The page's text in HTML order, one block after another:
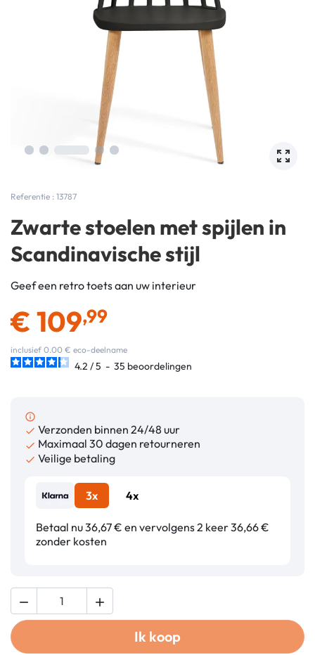
Referentie : 13787
Zwarte stoelen met spijlen in
Scandinavische stijl
Geef een retro toets aan uw interieur
€ 109,99
inclusief 0.00 € eco-deelname
4.2 /5 - 35 beoordelingen
info_outline
 Verzonden binnen 24/48 uur
 Maximaal 30 dagen retourneren
 Veilige betaling
3x 4x
Betaal nu 36,67 € en vervolgens 2 keer 36,66 €
zonder kosten
 
Ik koop